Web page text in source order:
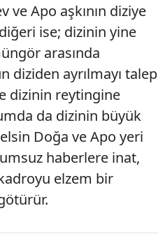
ve Apo aşkının diziye
ise; dizinin yine
arasında
diziden ayrılmayı talep
dizinin reytingine
da dizinin büyük
Doğa ve Apo yeri
haberlere inat,
elzem bir